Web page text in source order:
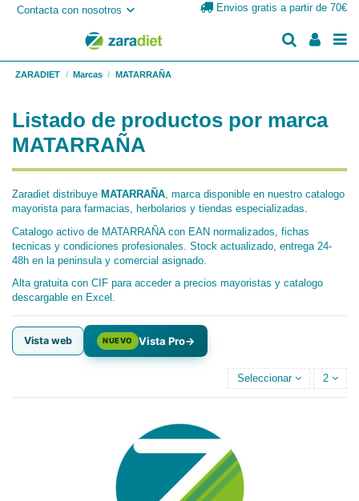
Contacta con nosotros Envios gratis a partir de 70€
ZARADIET Marcas MATARRAÑA
Listado de productos por marca
MATARRAÑA
Zaradiet distribuye MATARRAÑA, marca disponible en nuestro catalogo
mayorista para farmacias, herbolarios y tiendas especializadas.
Catalogo activo de MATARRAÑA con EAN normalizados, fichas
tecnicas y condiciones profesionales. Stock actualizado, entrega 24-
48h en la peninsula y comercial asignado.
Alta gratuita con CIF para acceder a precios mayoristas y catalogo
descargable en Excel.
Vista web NUEVO Vista Pro→
Seleccionar 2